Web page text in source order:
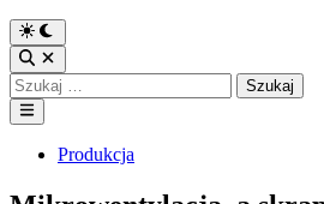
Switch
to
dark
mode
Open
Search
Szukaj:
Main
Menu
PostedProdukcja